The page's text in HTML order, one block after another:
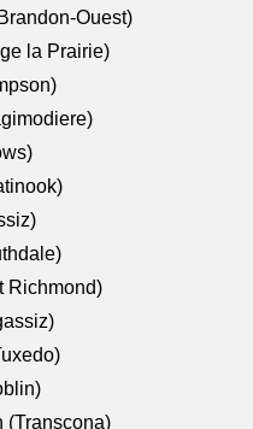
Ouest)
la Prairie)
Richmond)
(Transcona)